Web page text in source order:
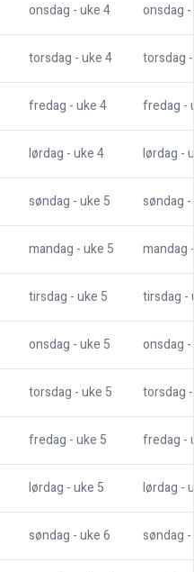
onsdag - uke4 onsdag
torsdag - uke4 torsdag
fredag - uke4 fredag -
lørdag - uke4 lørdag -
søndag - uke 5 søndag
mandag - uke 5 mandag
tirsdag - uke 5 tirsdag -
onsdag - uke 5 onsdag
torsdag - uke 5 torsdag
fredag - uke 5 fredag -
lørdag - uke 5 lørdag -
søndag - uke6 søndag